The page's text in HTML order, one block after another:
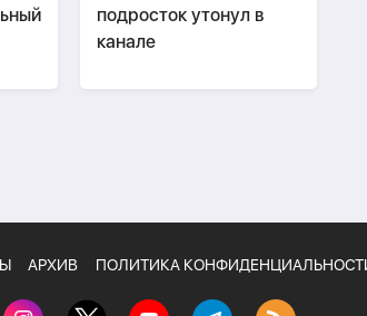
подросток утонул в
канале
АРХИВ ПОЛИТИКА